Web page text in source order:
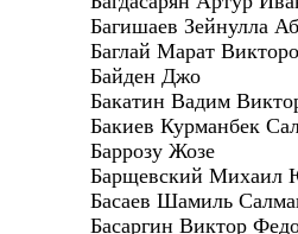
Багишаев Зейнулла
Баглай Марат
Байден Джо
Бакатин Вадим
Бакиев Курманбек
Баррозу Жозе
Барщевский Михаил
Басаев Шамиль
Басаргин Виктор